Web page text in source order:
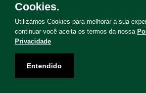
Barra do Jacaré
Veja os seviços
Cookies.
Utilizamos Cookies para melhorar a sua
continuar você aceita os termos da nossa
Privacidade
Entendido